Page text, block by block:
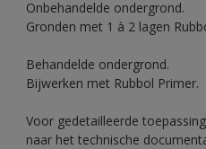
Onbehandelde ondergrond.
Gronden met 1 à 2 lagen
Behandelde ondergrond.
Bijwerken met Rubbol Primer.
Voor gedetailleerde
naar het technische